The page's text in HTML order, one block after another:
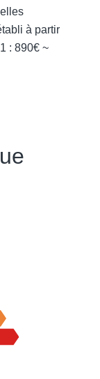
à partir
: 890€ ~